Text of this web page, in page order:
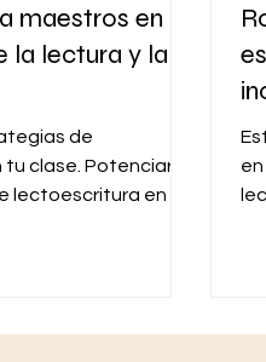
maestros en la
la lectura y la
de
clase. Potenciar
lectoescritura en el